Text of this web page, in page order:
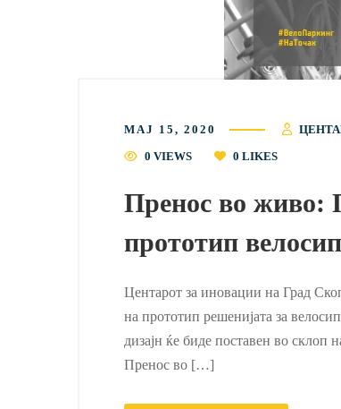
МАЈ 15, 2020
0 VIEWS
0 LIKES
Пренос во живо:
прототип
Центарот за иновации на Град
на прототип решенијата за
дизајн ќе биде поставен во склоп
Пренос во […]